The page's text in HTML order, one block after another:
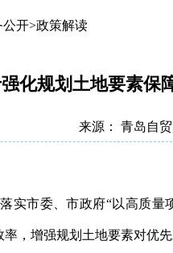
开>政策解读
化规划土地要素保
来源： 青岛自
实市委、市政府“以高质
，增强规划土地要素对优